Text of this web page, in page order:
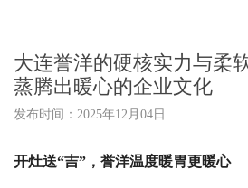
誉洋资讯
案例中心
联系我们
大连誉洋的硬核实力与柔
蒸腾出暖心的企业文化
发布时间：2025年12月04日
开灶送“吉”，誉洋温度暖胃更暖心